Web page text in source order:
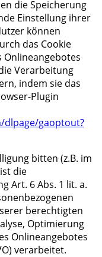
die Speicherung
Einstellung ihrer
können
das Cookie
Onlineangebotes
Verarbeitung
indem sie das
Plugin
gaoptout?
bitten (z.B. im
die
Art. 6 Abs. 1 lit. a.
berechtigten
Optimierung
Onlineangebotes
verarbeitet.